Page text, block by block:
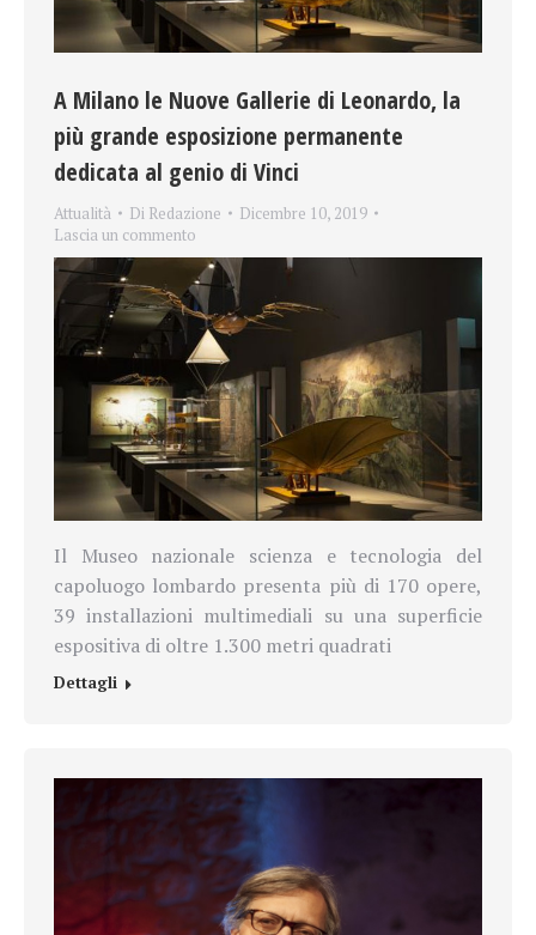
A Milano le Nuove Gallerie di Leonardo, la
più grande esposizione permanente
dedicata al genio di Vinci
Attualità Di Redazione
Dicembre 10, 2019
Lascia un commento
Il Museo nazionale scienza e tecnologia del
capoluogo lombardo presenta più di 170 opere,
39 installazioni multimediali su una superficie
espositiva di oltre 1.300 metri quadrati
Dettagli